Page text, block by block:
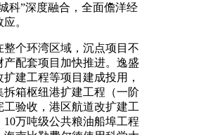
科”深度融合，全面儋洋经
。
个环湾区域，沉点项目不
产配套项目加快推进。逸盛
建工程等项目建成投用，
拆箱枢纽港扩建工程（一阶
工验收，港区航道改扩建工
10万吨级公共粮油船埠工程